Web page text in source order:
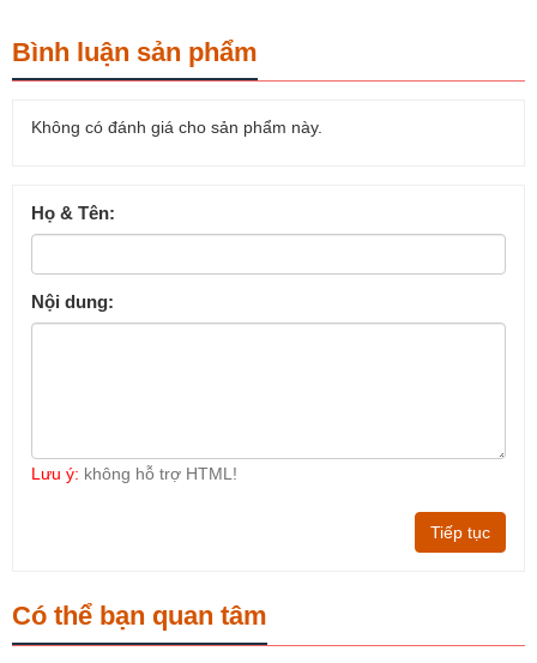
Bình luận sản phẩm
Không có đánh giá cho sản phẩm này.
Họ & Tên:
Nội dung:
Lưu ý: không hỗ trợ HTML!
Tiếp tục
Có thể bạn quan tâm